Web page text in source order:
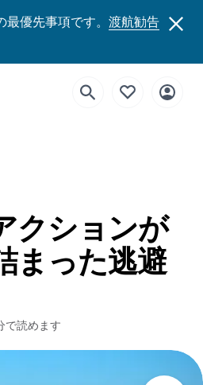
優先事項です。 渡航勧告
クションが
まった逃避
で読めます